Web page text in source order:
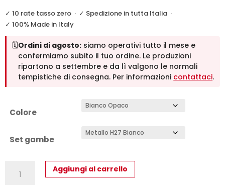
prezzo:
259,00€
a
459,00€
✓ 10 rate tasso zero · ✓ Spedizione in tutta Italia ·
✓ 100% Made in Italy
🗓️Ordini di agosto: siamo operativi tutto il mese e
confermiamo subito il tuo ordine. Le produzioni
ripartono a settembre e da lì valgono le normali
tempistiche di consegna. Per informazioni contattaci.
Colore
Set gambe
Salotto
Aggiungi al carrello